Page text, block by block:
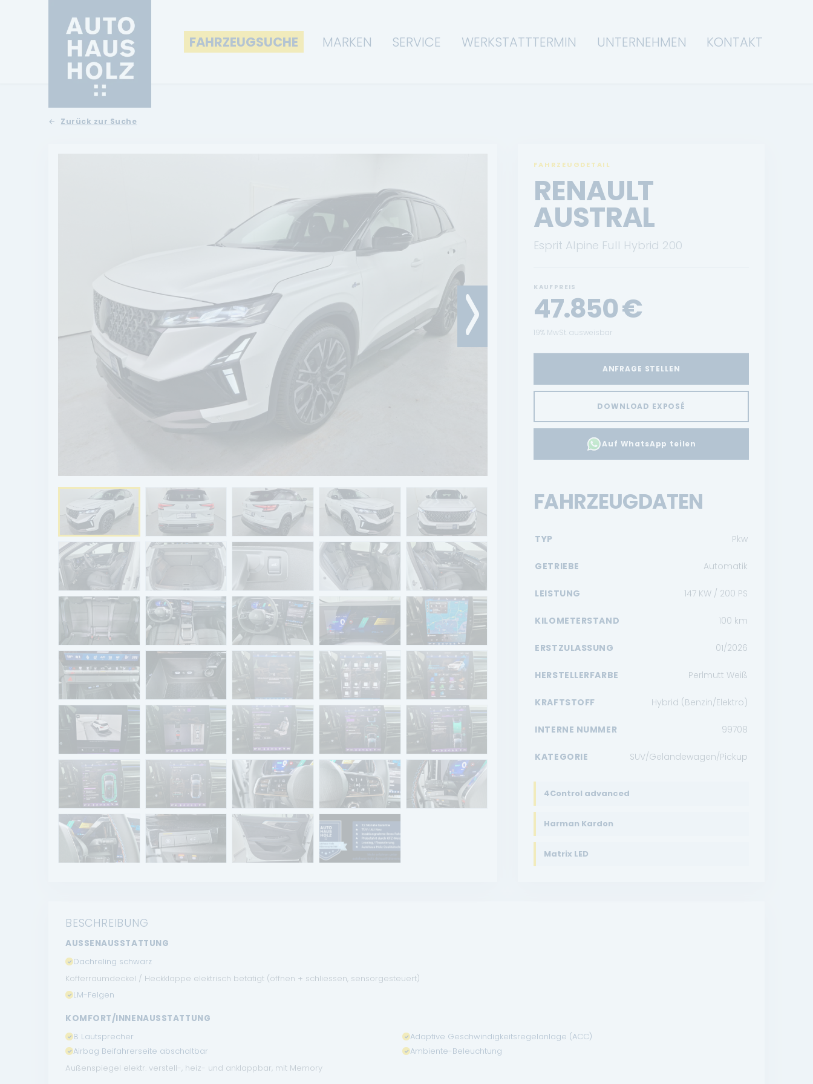
FAHRZEUGSUCHE MARKEN SERVICE WERKSTATTTERMIN UNTERNEHMEN KONTAKT
Zurück zur Suche
FAHRZEUGDETAIL
RENAULT
AUSTRAL
Esprit Alpine Full Hybrid 200
KAUFPREIS
47.850€
19% MwSt. ausweisbar
ANFRAGE STELLEN
DOWNLOAD EXPOSÉ
Auf WhatsApp teilen
FAHRZEUGDATEN
TYP Pkw
GETRIEBE Automatik
LEISTUNG 147 KW / 200 PS
KILOMETERSTAND 100 km
ERSTZULASSUNG 01/2026
HERSTELLERFARBE Perlmutt Weiß
KRAFTSTOFF Hybrid (Benzin/Elektro)
INTERNE NUMMER 99708
KATEGORIE SUV/Geländewagen/Pickup
4Control advanced
Harman Kardon
Matrix LED
BESCHREIBUNG
AUSSENAUSSTATTUNG
Dachreling schwarz
Kofferraumdeckel / Heckklappe elektrisch betätigt (öffnen + schliessen, sensorgesteuert)
LM-Felgen
KOMFORT/INNENAUSSTATTUNG
8 Lautsprecher
Adaptive Geschwindigkeitsregelanlage (ACC)
Airbag Beifahrerseite abschaltbar
Ambiente-Beleuchtung
Außenspiegel elektr. verstell-, heiz- und anklappbar, mit Memory